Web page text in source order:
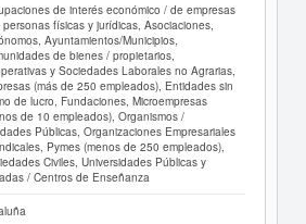
de interés económico / de empresas
físicas y jurídicas, Asociaciones,
Ayuntamientos/Municipios,
de bienes / propietarios,
y Sociedades Laborales no Agrarias,
(más de 250 empleados), Entidades sin
de lucro, Fundaciones, Microempresas
de 10 empleados), Organismos /
Públicas, Organizaciones Empresariales
Pymes (menos de 250 empleados),
Civiles, Universidades Públicas y
/ Centros de Enseñanza